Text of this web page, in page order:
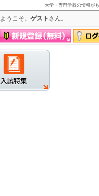
大学・専門学校の情報が
ようこそ。 ゲスト さん。